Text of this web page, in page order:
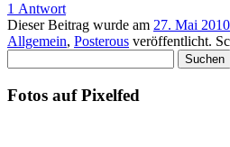
1 Antwort
Dieser Beitrag wurde am 27. Mai 2010
Allgemein, Posterous veröffentlicht.
nach:
Fotos auf Pixelfed